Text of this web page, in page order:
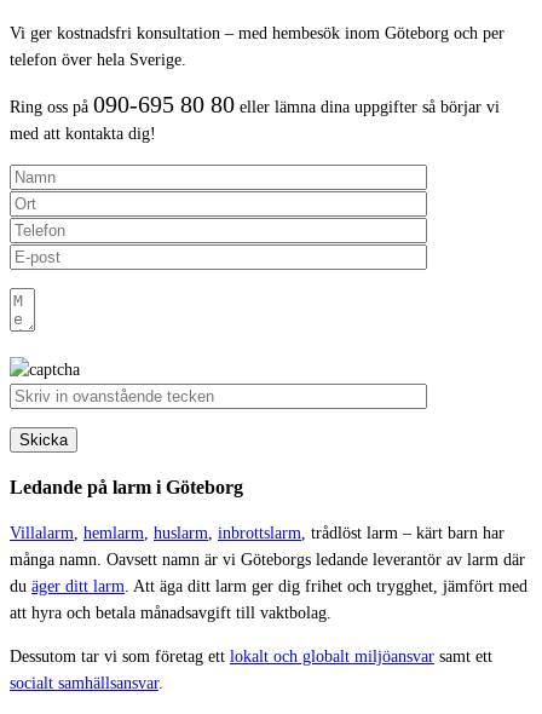
Vi ger kostnadsfri konsultation – med hembesök inom Göteborg och per
telefon över hela Sverige.
Ring oss på 090-695 80 80 eller lämna dina uppgifter så börjar vi
med att kontakta dig!
Ledande på larm i Göteborg
Villalarm, hemlarm, huslarm, inbrottslarm, trådlöst larm – kärt barn har
många namn. Oavsett namn är vi Göteborgs ledande leverantör av larm där
du äger ditt larm. Att äga ditt larm ger dig frihet och trygghet, jämfört med
att hyra och betala månadsavgift till vaktbolag.
Dessutom tar vi som företag ett lokalt och globalt miljöansvar samt ett
socialt samhällsansvar.